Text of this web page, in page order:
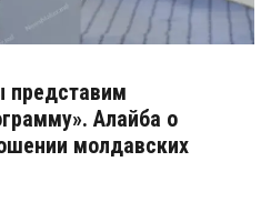
Алайба о
молдавских